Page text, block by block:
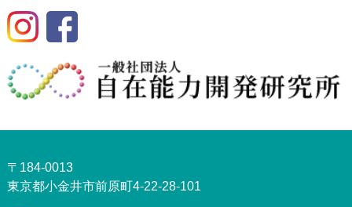
〒184-0013
東京都小金井市前原町4-22-28-101